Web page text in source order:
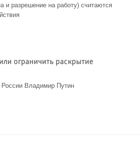
и разрешение на работу) считаются
ограничить раскрытие
России Владимир Путин